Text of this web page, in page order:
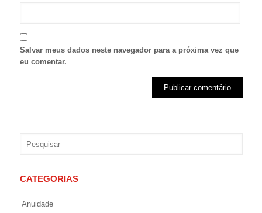
Salvar meus dados neste navegador para a próxima vez que
eu comentar.
CATEGORIAS
Anuidade